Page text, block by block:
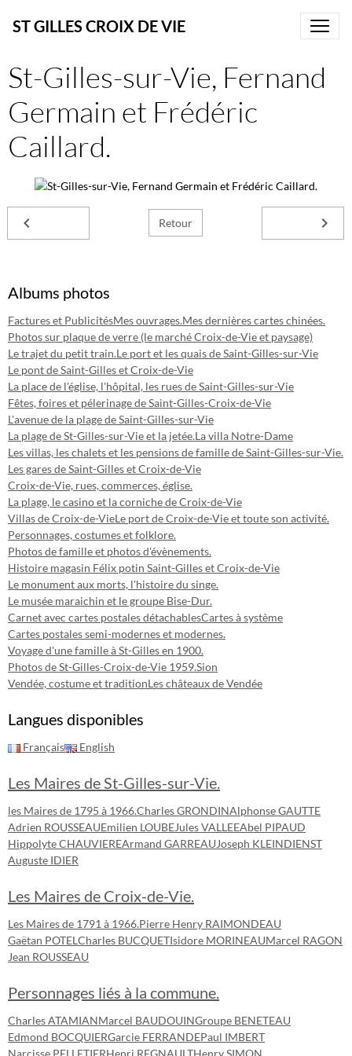
ST GILLES CROIX DE VIE
St-Gilles-sur-Vie, Fernand
Germain et Frédéric
Caillard.
Retour
Albums photos
Factures et PublicitésMes ouvrages.Mes dernières cartes chinées.
Photos sur plaque de verre (le marché Croix-de-Vie et paysage)
Le trajet du petit train.Le port et les quais de Saint-Gilles-sur-Vie
Le pont de Saint-Gilles et Croix-de-Vie
La place de l'église, l'hôpital, les rues de Saint-Gilles-sur-Vie
Fêtes, foires et pélerinage de Saint-Gilles-Croix-de-Vie
L'avenue de la plage de Saint-Gilles-sur-Vie
La plage de St-Gilles-sur-Vie et la jetée.La villa Notre-Dame
Les villas, les chalets et les pensions de famille de Saint-Gilles-sur-Vie.
Les gares de Saint-Gilles et Croix-de-Vie
Croix-de-Vie, rues, commerces, église.
La plage, le casino et la corniche de Croix-de-Vie
Villas de Croix-de-VieLe port de Croix-de-Vie et toute son activité.
Personnages, costumes et folklore.
Photos de famille et photos d'évènements.
Histoire magasin Félix potin Saint-Gilles et Croix-de-Vie
Le monument aux morts, l'histoire du singe.
Le musée maraichin et le groupe Bise-Dur.
Carnet avec cartes postales détachablesCartes à système
Cartes postales semi-modernes et modernes.
Voyage d'une famille à St-Gilles en 1900.
Photos de St-Gilles-Croix-de-Vie 1959.Sion
Vendée, costume et traditionLes châteaux de Vendée
Langues disponibles
Français English
Les Maires de St-Gilles-sur-Vie.
les Maires de 1795 à 1966.Charles GRONDINAlphonse GAUTTE
Adrien ROUSSEAUEmilien LOUBEJules VALLEEAbel PIPAUD
Hippolyte CHAUVIEREArmand GARREAUJoseph KLEINDIENST
Auguste IDIER
Les Maires de Croix-de-Vie.
Les Maires de 1791 à 1966.Pierre Henry RAIMONDEAU
Gaëtan POTEL Charles BUCQUETIsidore MORINEAUMarcel RAGON
Jean ROUSSEAU
Personnages liés à la commune.
Charles ATAMIANMarcel BAUDOUINGroupe BENETEAU
Edmond BOCQUIERGarcie FERRANDEPaul IMBERT
Narcisse PELLETIERHenri REGNAULTHenry SIMON